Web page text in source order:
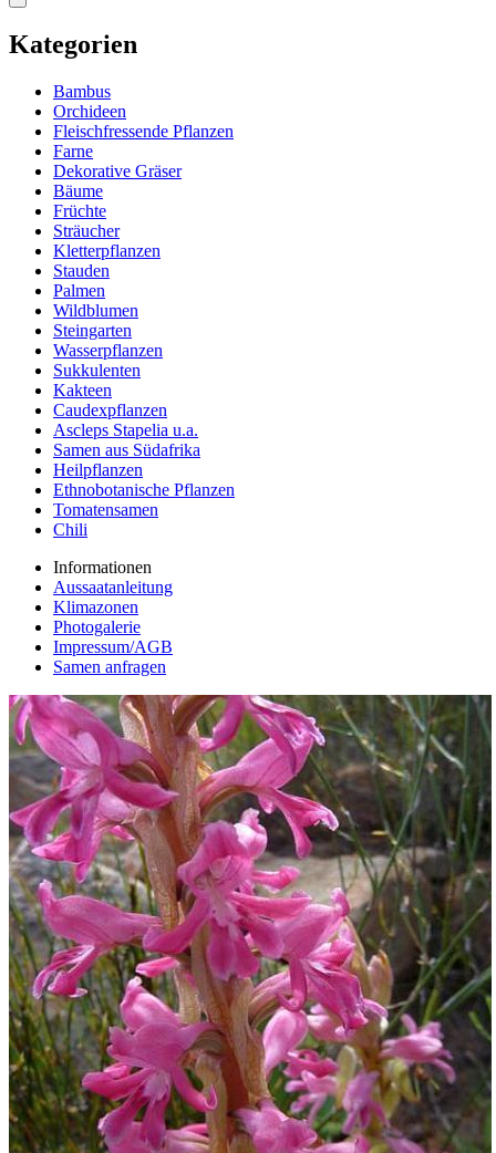
Kategorien
Bambus
Orchideen
Fleischfressende Pflanzen
Farne
Dekorative Gräser
Bäume
Früchte
Sträucher
Kletterpflanzen
Stauden
Palmen
Wildblumen
Steingarten
Wasserpflanzen
Sukkulenten
Kakteen
Caudexpflanzen
Ascleps Stapelia u.a.
Samen aus Südafrika
Heilpflanzen
Ethnobotanische Pflanzen
Tomatensamen
Chili
Informationen
Aussaatanleitung
Klimazonen
Photogalerie
Impressum/AGB
Samen anfragen